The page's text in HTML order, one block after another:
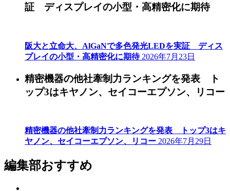
証 ディスプレイの小型・高精密化に期待
阪大と立命大、AlGaNで多色発光LEDを実証 ディス
プレイの小型・高精密化に期待 2026年7月23日
精密機器の他社牽制力ランキングを発表 ト
ップ3はキヤノン、セイコーエプソン、リコー
精密機器の他社牽制力ランキングを発表 トップ3はキ
ヤノン、セイコーエプソン、リコー 2026年7月29日
編集部おすすめ